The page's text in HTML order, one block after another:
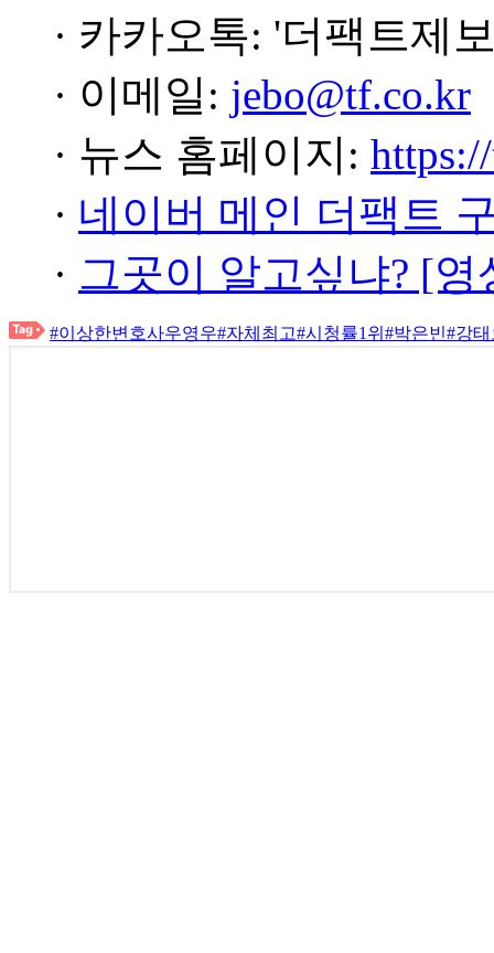
· 카카오톡: '더팩트제
· 이메일: jebo@tf.co.kr
· 뉴스 홈페이지:
· 네이버 메인 더팩트
· 그곳이 알고싶냐? [
#이상한변호사우영우#자체최고#시청률1위 #박은빈#강